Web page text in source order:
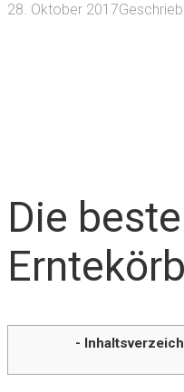
28. Oktober 2017
Die
-